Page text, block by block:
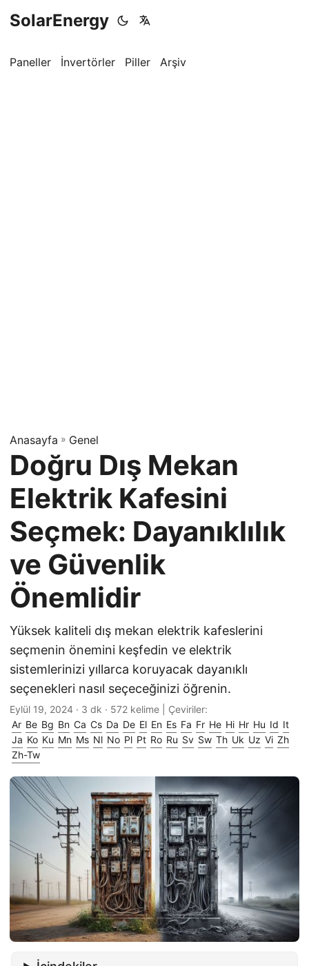
SolarEnergy
Paneller İnvertörler Piller Arşiv
Anasayfa » Genel
Doğru Dış Mekan
Elektrik Kafesini
Seçmek: Dayanıklılık
ve Güvenlik
Önemlidir
Yüksek kaliteli dış mekan elektrik kafeslerini
seçmenin önemini keşfedin ve elektrik
sistemlerinizi yıllarca koruyacak dayanıklı
seçenekleri nasıl seçeceğinizi öğrenin.
Eylül 19, 2024 · 3 dk · 572 kelime | Çeviriler:
Ar Be Bg Bn Ca Cs Da De El En Es Fa Fr He Hi Hr Hu Id It
Ja Ko Ku Mn Ms Nl No Pl Pt Ro Ru Sv Sw Th Uk Uz Vi Zh
Zh-Tw